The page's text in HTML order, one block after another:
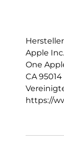
Apple Inc.
One
CA
https://